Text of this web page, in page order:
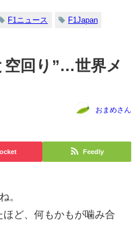
F1ニュース F1Japan
空回り”…世界メ
おまめさん
Feedly
。
ど、何もかもが噛み合